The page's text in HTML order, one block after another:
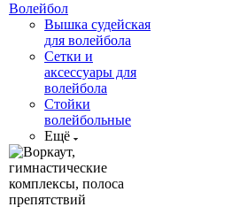
Волейбол
Вышка судейская
для волейбола
Сетки и
аксессуары для
волейбола
Стойки
волейбольные
Ещё